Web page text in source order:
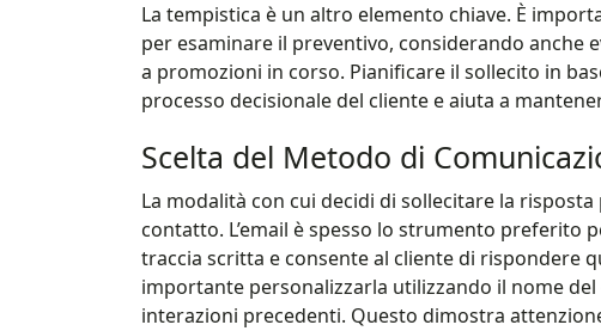
La tempistica è un altro elemento chiave. È
per esaminare il preventivo, considerando anche
a promozioni in corso. Pianificare il sollecito in
processo decisionale del cliente e aiuta a
Scelta del Metodo di
La modalità con cui decidi di sollecitare la
contatto. L’email è spesso lo strumento preferito
traccia scritta e consente al cliente di rispondere
importante personalizzarla utilizzando il nome
interazioni precedenti. Questo dimostra